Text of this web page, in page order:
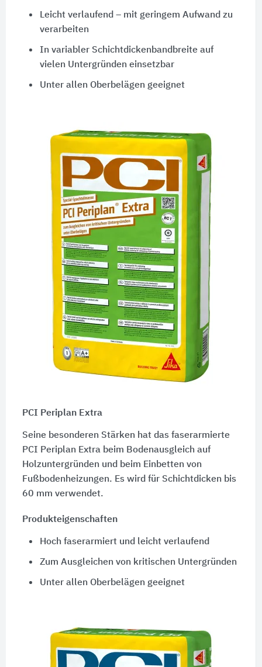
Leicht verlaufend – mit geringem Aufwand zu
verarbeiten
In variabler Schichtdickenbandbreite auf
vielen Untergründen einsetzbar
Unter allen Oberbelägen geeignet
PCI Periplan Extra
Seine besonderen Stärken hat das faserarmierte
PCI Periplan Extra beim Bodenausgleich auf
Holzuntergründen und beim Einbetten von
Fußbodenheizungen. Es wird für Schichtdicken bis
60 mm verwendet.
Produkteigenschaften
Hoch faserarmiert und leicht verlaufend
Zum Ausgleichen von kritischen Untergründen
Unter allen Oberbelägen geeignet